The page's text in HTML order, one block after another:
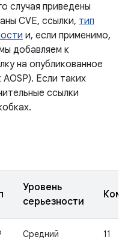
случая приведены
CVE, ссылки, тип
и, если применимо,
добавляем к
на опубликованное
Если таких
ссылки
Уровень
серьезности
Средний 11